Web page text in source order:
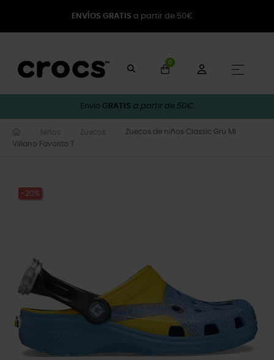
ENVÍOS GRATIS a partir de 50€
0
☰
Envío GRATIS a partir de 50€.
Niños Zuecos
Zuecos de niños Classic Gru Mi
Villano Favorito T
-20%